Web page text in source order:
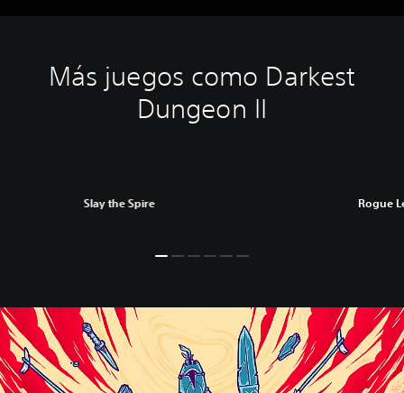
Más juegos como Darkest
Dungeon II
Slay the Spire Rogue